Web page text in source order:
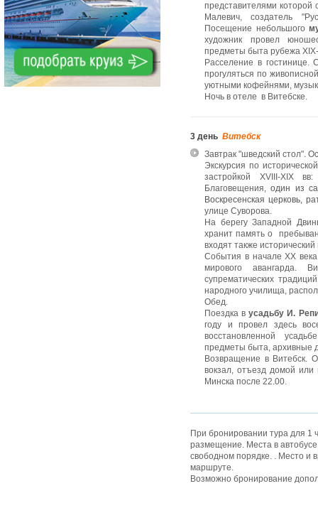
представителями
Малевич, создатель
Посещение небольшого
художник провел
предметы быта рубежа
Расселение в гостинице.
прогуляться по
уютными кофейнями,
Ночь в отеле в Витебске.
3 день Витебск
Завтрак "шведский стол".
Экскурсия по
застройкой ХVIII-XIX
Благовещения,один из
Воскресенская церковь,
улице Суворова.
На берегу Западной
хранит память о
входят также
События в начале ХХ века
мирового авангарда.
супрематических
народного училища,
Обед.
Поездка вусадьбу И.
году и провел здесь
восстановленной
предметы быта, архивные
Возвращение в Витебск.
вокзал, отъезд домой
Минска после 22.00.
При бронировании тура для 1
размещение. Места в
свободном порядке. . Место и
маршруте.
Возможно бронирование